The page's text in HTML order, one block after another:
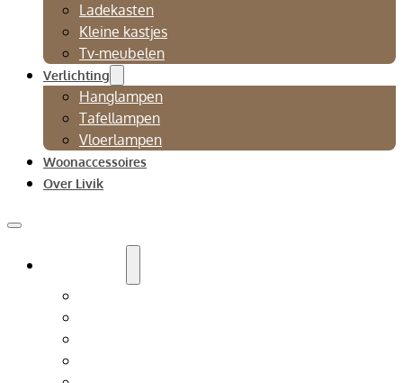
Ladekasten
Kleine kastjes
Tv-meubelen
Verlichting
Hanglampen
Tafellampen
Vloerlampen
Woonaccessoires
Over Livik